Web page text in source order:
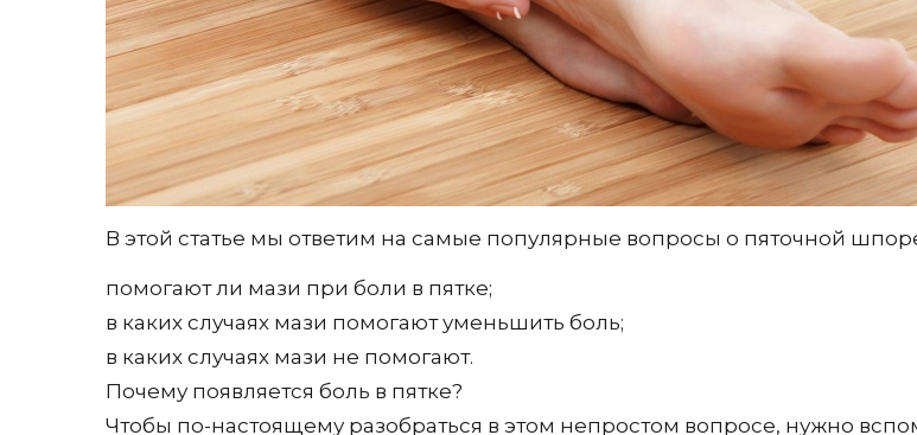
В этой статье мы ответим на самые популярные вопросы о пяточной
помогают ли мази при боли в пятке;
в каких случаях мази помогают уменьшить боль;
в каких случаях мази не помогают.
Почему появляется боль в пятке?
Чтобы по-настоящему разобраться в этом непростом вопросе, нужно